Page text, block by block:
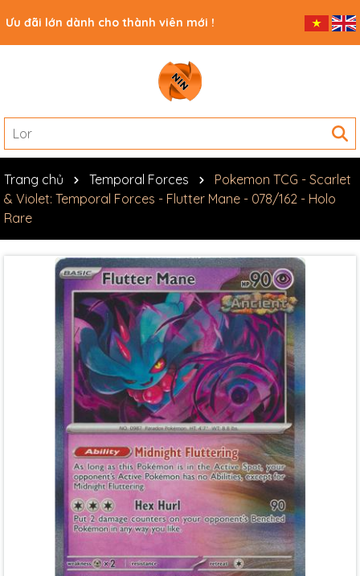
Ưu đãi lớn dành cho thành viên mới !
Trang chủ Temporal Forces
Pokemon TCG - Scarlet
& Violet: Temporal Forces - Flutter Mane - 078/162 - Holo
Rare
Mã giảm giá:
Ngày hết hạn: